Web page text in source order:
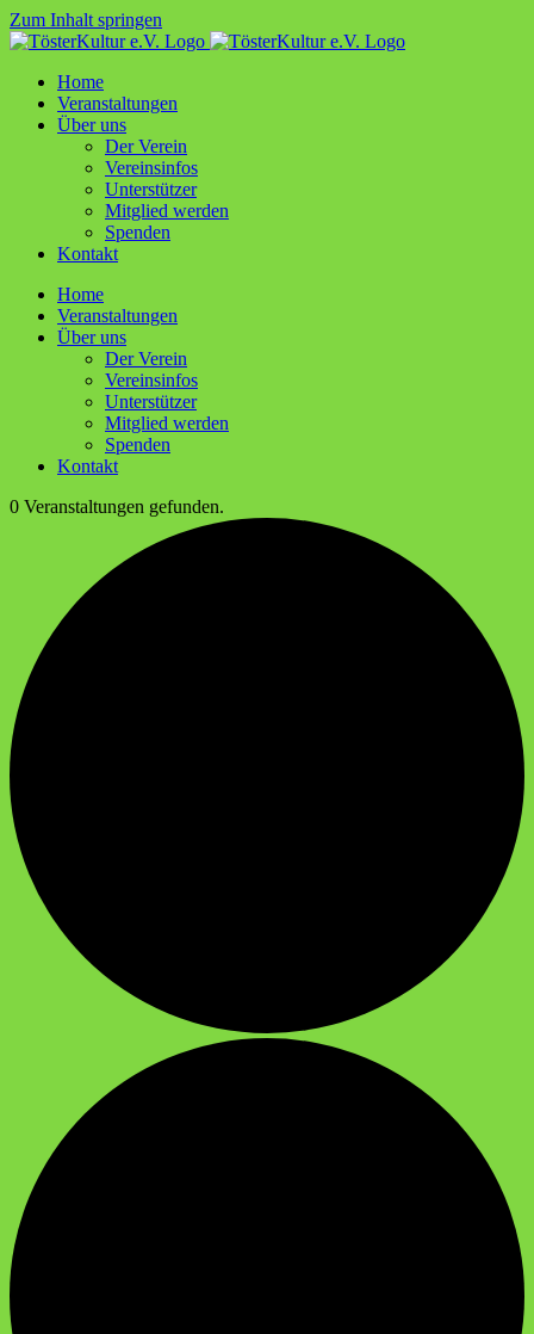
Zum Inhalt springen
Home
Ver­an­stal­tun­gen
Über uns
Der Ver­ein
Ver­ein­sin­fos
Unter­stüt­zer
Mit­glied werden
Spen­den
Kon­takt
Home
Ver­an­stal­tun­gen
Über uns
Der Ver­ein
Ver­ein­sin­fos
Unter­stüt­zer
Mit­glied werden
Spen­den
Kon­takt
0 Veranstaltungen gefunden.